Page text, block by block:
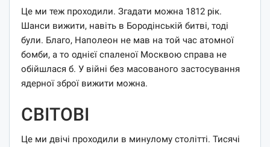
Це ми теж проходили. Згадати можна 1812 рік.
Шанси вижити, навіть в Бородінській битві, тоді
були. Благо, Наполеон не мав на той час атомної
бомби, а то однієї спаленої Москвою справа не
обійшлася б. У війні без масованого застосування
ядерної зброї вижити можна.
СВІТОВІ
Це ми двічі проходили в минулому столітті. Тисячі